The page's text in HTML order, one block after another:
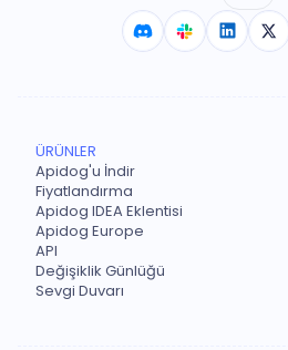
ÜRÜNLER
Apidog'u İndir
Fiyatlandırma
Apidog IDEA Eklentisi
Apidog Europe
API
Değişiklik Günlüğü
Sevgi Duvarı